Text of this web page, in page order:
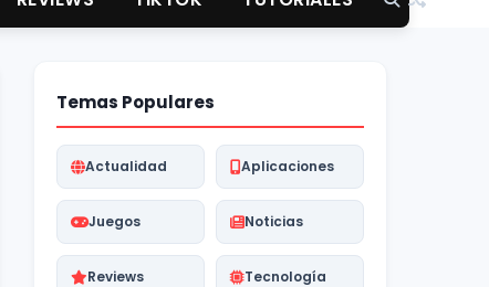
Temas Populares
Actualidad Aplicaciones
Juegos Noticias
Reviews Tecnología